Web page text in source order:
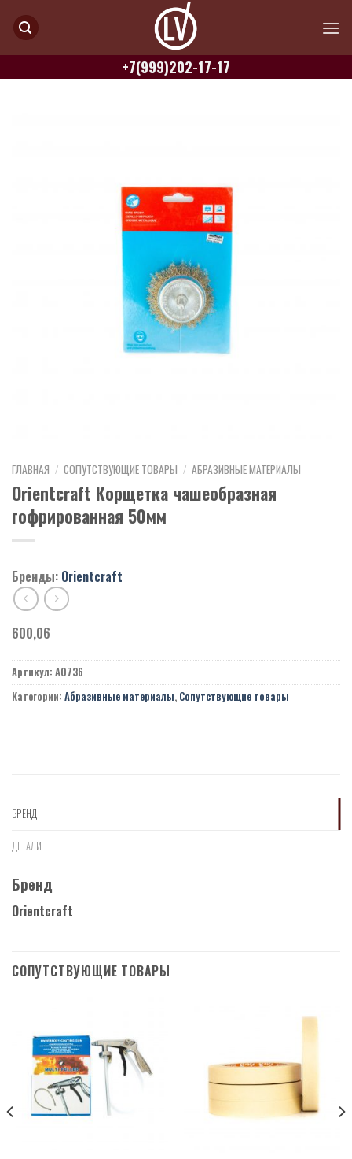
+7(999)202-17-17
ГЛАВНАЯ / СОПУТСТВУЮЩИЕ ТОВАРЫ / АБРАЗИВНЫЕ МАТЕРИАЛЫ
Orientcraft Корщетка чашеобразная
гофрированная 50мм
Бренды: Orientcraft
600,06
Артикул: A0736
Категории: Абразивные материалы, Сопутствующие товары
БРЕНД
ДЕТАЛИ
Бренд
Orientcraft
СОПУТСТВУЮЩИЕ ТОВАРЫ